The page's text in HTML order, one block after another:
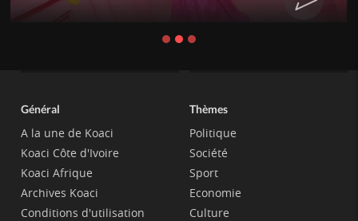
Général
A la une de Koaci
Koaci Côte d'Ivoire
Koaci Afrique
Archives Koaci
Conditions d'utilisation
Thèmes
Politique
Société
Sport
Economie
Culture